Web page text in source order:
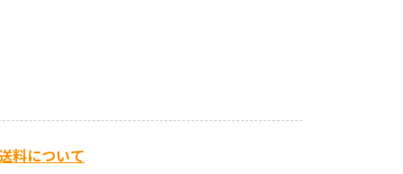
料について